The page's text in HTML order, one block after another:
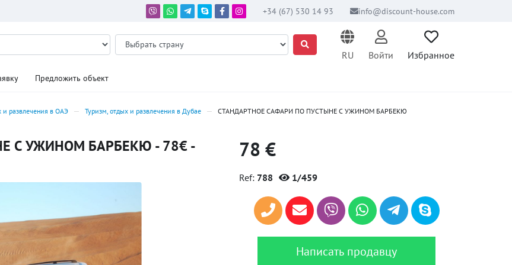
+34 (67) 530 14 93 info@discount-house.com
RU
Войти Избранное
Предложить объект
и развлечения в ОАЭ Туризм, отдых и развлечения в Дубае СТАНДАРТНОЕ САФАРИ ПО ПУСТЫНЕ С УЖИНОМ БАРБЕКЮ
С УЖИНОМ БАРБЕКЮ - 78€ -
78 €
Ref: 788 1/459
Написать продавцу